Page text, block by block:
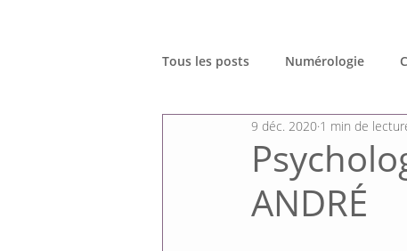
Tous les posts Numérologie
ANDRÉ
9 déc. 2020 1 min de